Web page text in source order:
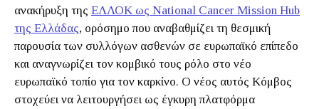
ανακήρυξη της ΕΛΛΟΚ ως National Cancer Mission Hub
της Ελλάδας, ορόσημο που αναβαθμίζει τη θεσμική
παρουσία των συλλόγων ασθενών σε ευρωπαϊκό επίπεδο
και αναγνωρίζει τον κομβικό τους ρόλο στο νέο
ευρωπαϊκό τοπίο για τον καρκίνο. Ο νέος αυτός Κόμβος
στοχεύει να λειτουργήσει ως έγκυρη πλατφόρμα